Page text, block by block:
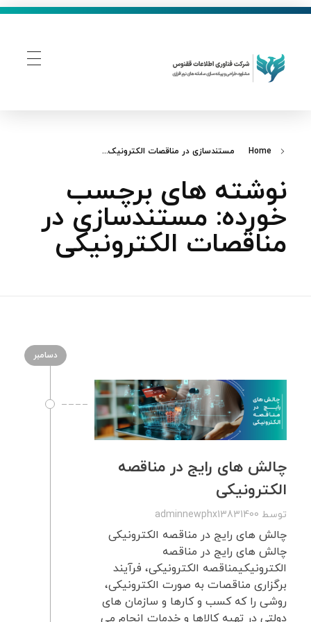
Home مستندسازی در مناقصات الکترونیک...
نوشته های برچسب
خورده: مستندسازی در
مناقصات الکترونیکی
دسامبر
چالش های رایج در مناقصه
الکترونیکی
توسط adminnewphx13831400
چالش های رایج در مناقصه الکترونیکی
چالش های رایج در مناقصه
الکترونیکیمناقصه الکترونیکی، فرآیند
برگزاری مناقصات به صورت الکترونیکی،
روشی را که کسب و کارها و سازمان های
دولتی در تهیه کالاها و خدمات انجام می